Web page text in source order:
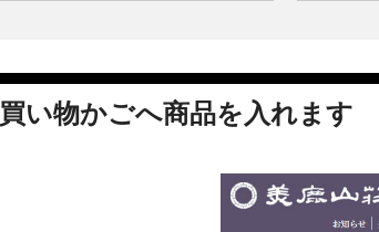
買い物かごへ商品を入れます